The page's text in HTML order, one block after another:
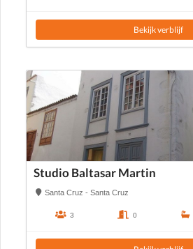
Bekijk verblijf
Studio Baltasar Martin
Santa Cruz - Santa Cruz
3 0